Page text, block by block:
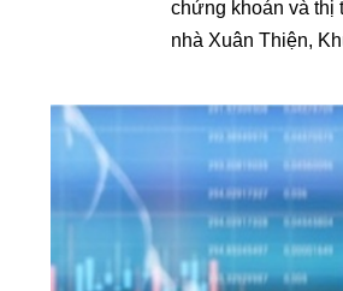
chứng khoán và thị
nhà Xuân Thiện,